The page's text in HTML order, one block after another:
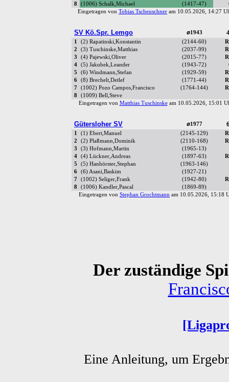
8
(1006) Schalk,Michael (1417-47)
Eingetragen von Tobias Tscheuschner am 10.05.2026, 14:27
SV Kö.Spr. Lemgo ⌀1943
1 (2) Rapatinski,Konstantin (2144-60)
2
(3) Tuschinske,Matthias (2037-99)
3
(4) Pajewski,Oliver (2015-77)
4
(5) Jakubek,Leander (1943-72)
5
(6) Windmann,Stefan (1929-59)
6
(8) Brechelt,Detlef (1771-44)
7
(1002) Pozo Campos,Francisco (1764-144)
8
(1009) Bell,Steve
Eingetragen von Matthias Tuschinskeam 10.05.2026, 15:01
Gütersloher SV ⌀1977
1 (1) Ebert,Manuel (2145-129)
2
(2) Plaßmann,Dominik (2110-168)
3
(3) Hofmann,Martin (1965-13)
4
(4) Lückner,Andreas (1897-63)
5
(5) Hanhörster,Stephan (1963-146)
6
(6) Asani,Baskim (1927-21)
7
(1002) Seliger,Frank (1942-80)
8
(1006) Kandler,Pascal (1869-89)
Eingetragen von Stephan Grochtmann am 10.05.2026,
Der zuständige
Eine Anleitung, um